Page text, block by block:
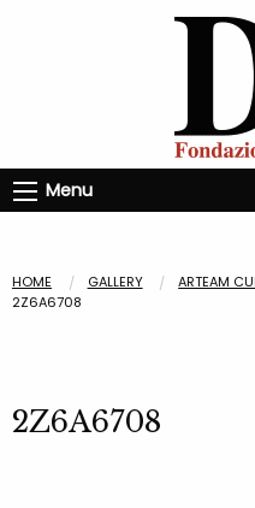
Menu
HOME GALLERY
ARTEAM
2Z6A6708
2Z6A6708